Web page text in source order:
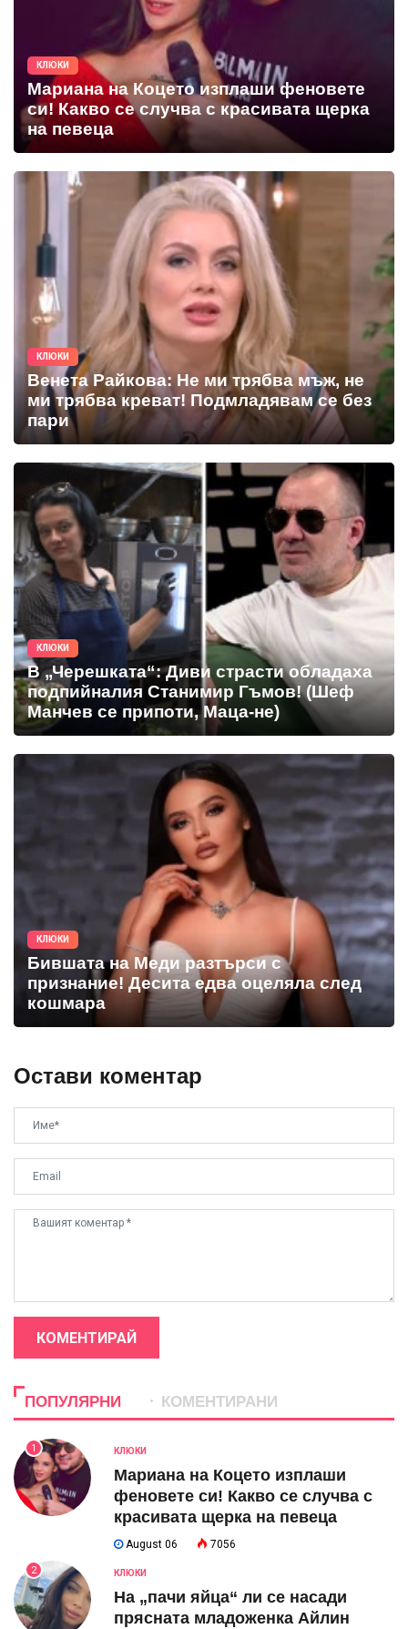
КЛЮКИ
Мариана на Коцето изплаши феновете
си! Какво се случва с красивата щерка
на певеца
КЛЮКИ
Венета Райкова: Не ми трябва мъж, не
ми трябва креват! Подмладявам се без
пари
КЛЮКИ
В „Черешката“: Диви страсти обладаха
подпийналия Станимир Гъмов! (Шеф
Манчев се припоти, Маца-не)
КЛЮКИ
Бившата на Меди разтърси с
признание! Десита едва оцеляла след
кошмара
Остави коментар
КОМЕНТИРАЙ
ПОПУЛЯРНИ КОМЕНТИРАНИ
1 КЛЮКИ
Мариана на Коцето изплаши
феновете си! Какво се случва с
красивата щерка на певеца
August 06 7056
2 КЛЮКИ
На „пачи яйца“ ли се насади
прясната младоженка Айлин